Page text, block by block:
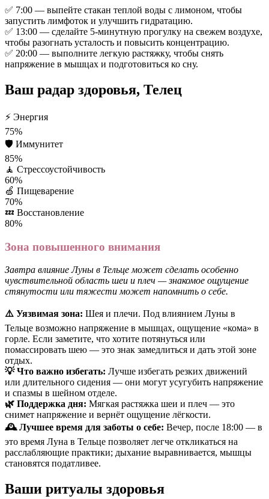
✅ 7:00 — выпейте стакан теплой воды с лимоном, чтобы
запустить лимфоток и улучшить гидратацию.
✅ 13:00 — сделайте 5-минутную прогулку на свежем воздухе,
чтобы разогнать усталость и повысить концентрацию.
✅ 20:00 — выполните легкую растяжку, чтобы снять
напряжение в мышцах и подготовиться ко сну.
Ваш радар здоровья, Телец
⚡ Энергия
75%
🛡️ Иммунитет
85%
🧘 Стрессоустойчивость
60%
🍏 Пищеварение
70%
💤 Восстановление
80%
Зона повышенного внимания
Завтра влияние Луны в Тельце может сделать особенно
чувствительной область шеи и плеч — знакомое ощущение
стянутости или тяжести может напомнить о себе.
⚠️ Уязвимая зона: Шея и плечи. Под влиянием Луны в
Тельце возможно напряжение в мышцах, ощущение «кома» в
горле. Если заметите, что хотите потянуться или
помассировать шею — это знак замедлиться и дать этой зоне
отдых.
💡 Что важно избегать: Лучше избегать резких движений
или длительного сидения — они могут усугубить напряжение
и спазмы в шейном отделе.
🌿 Поддержка дня: Мягкая растяжка шеи и плеч — это
снимет напряжение и вернёт ощущение лёгкости.
🕰 Лучшее время для заботы о себе: Вечер, после 18:00 — в
это время Луна в Тельце позволяет легче откликаться на
расслабляющие практики; дыхание выравнивается, мышцы
становятся податливее.
Ваши ритуалы здоровья